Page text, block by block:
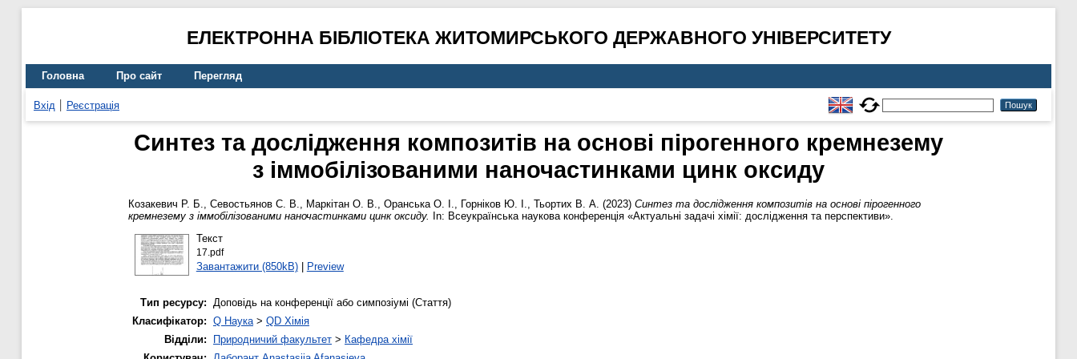
ЕЛЕКТРОННА БІБЛІОТЕКА ЖИТОМИРСЬКОГО ДЕРЖАВНОГО УНІВЕРСИТЕТУ
Головна Про сайт Перегляд
Вхід Реєстрація
Синтез та дослідження композитів на основі пірогенного кремнезему
з іммобілізованими наночастинками цинк оксиду
Козакевич Р. Б., Севостьянов С. В., Маркітан О. В., Оранська О. І., Горніков Ю. І., Тьортих В. А. (2023) Синтез та дослідження композитів на основі пірогенного
кремнезему з іммобілізованими наночастинками цинк оксиду.
In: Всеукраїнська наукова конференція «Актуальні задачі хімії: дослідження та перспективи».
Текст
17.pdf
Завантажити (850kB)| Preview
Тип ресурсу: Доповідь на конференції або симпозіумі (Стаття)
Класифікатор: Q Наука> QD Хімія
Відділи:
Природничий факультет > Кафедра хімії